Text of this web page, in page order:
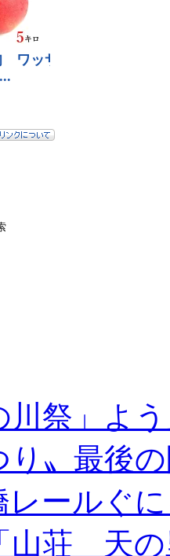
川祭」よ
り〟最後
レールぐ
山荘 天の